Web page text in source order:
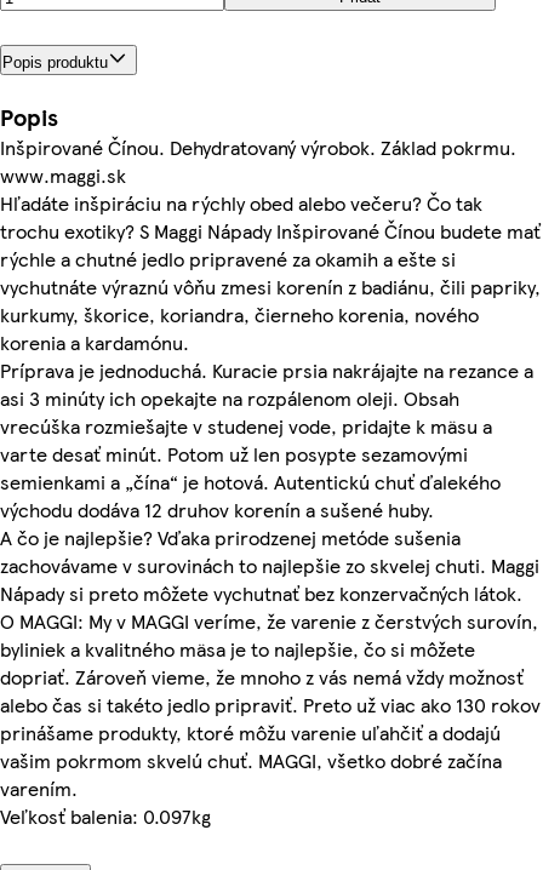
Popis produktu
Popis
Inšpirované Čínou. Dehydratovaný výrobok. Základ pokrmu.
www.maggi.sk
Hľadáte inšpiráciu na rýchly obed alebo večeru? Čo tak
trochu exotiky? S Maggi Nápady Inšpirované Čínou budete mať
rýchle a chutné jedlo pripravené za okamih a ešte si
vychutnáte výraznú vôňu zmesi korenín z badiánu, čili papriky,
kurkumy, škorice, koriandra, čierneho korenia, nového
korenia a kardamónu.
Príprava je jednoduchá. Kuracie prsia nakrájajte na rezance a
asi 3 minúty ich opekajte na rozpálenom oleji. Obsah
vrecúška rozmiešajte v studenej vode, pridajte k mäsu a
varte desať minút. Potom už len posypte sezamovými
semienkami a „čína“ je hotová. Autentickú chuť ďalekého
východu dodáva 12 druhov korenín a sušené huby.
A čo je najlepšie? Vďaka prirodzenej metóde sušenia
zachovávame v surovinách to najlepšie zo skvelej chuti. Maggi
Nápady si preto môžete vychutnať bez konzervačných látok.
O MAGGI: My v MAGGI veríme, že varenie z čerstvých surovín,
byliniek a kvalitného mäsa je to najlepšie, čo si môžete
dopriať. Zároveň vieme, že mnoho z vás nemá vždy možnosť
alebo čas si takéto jedlo pripraviť. Preto už viac ako 130 rokov
prinášame produkty, ktoré môžu varenie uľahčiť a dodajú
vašim pokrmom skvelú chuť. MAGGI, všetko dobré začína
varením.
Veľkosť balenia: 0.097kg